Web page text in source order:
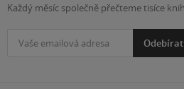
Každý měsíc společně přečteme tisíce knih
Odebírat